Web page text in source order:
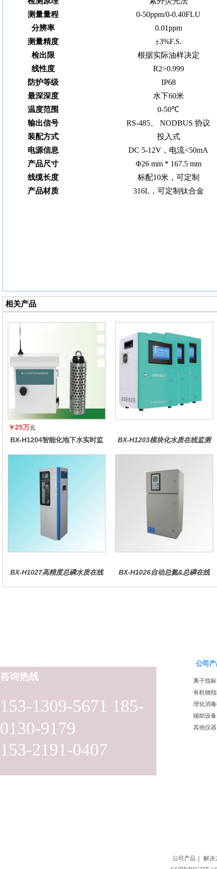
测量量程
0-50ppm/0-0.40FLU
分辨率
0.01ppm
测量精度
±3%F.S.
检出限
根据实际油样决定
线性度
R2>0.999
防护等级
IP68
最深深度
水下60米
温度范围
0-50℃
输出信号
RS-485、 NODBUS 协议
装配方式
投入式
电源信息
DC 5-12V，电流<50mA
产品尺寸
Φ26 mm * 167.5 mm
线缆长度
标配10米，可定制
产品材质
316L，可定制 钛合金
相关产品
￥25万元
BX-H1204智能化地下水实时监
BX-H1203模块化水质在线监测
BX-H1027高精度总磷水质在线
BX-H1026自动总氮&总磷在线
153-1309-5671 185-
0130-9179
153-2191-0407
咨询热线
公司
离子指标
有机物
理化消
辅助设备
其他仪器
公司产品 解决